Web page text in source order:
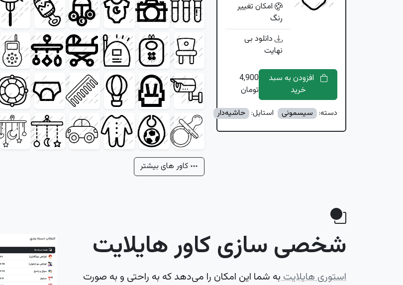
امکان تغییر
رنگ
دانلود بی
نهایت
افزودن به سبد
خرید
4,900
تومان
دسته: سیسمونی استایل: حاشیه‌دار
کاور های بیشتر
شخصی سازی کاور هایلایت
استوری هایلایتبه شما این امکان را می‌دهد که به راحتی و به صورت